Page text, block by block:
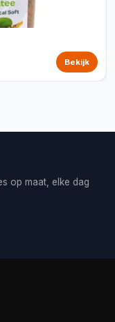
Bekijk
op maat, elke dag